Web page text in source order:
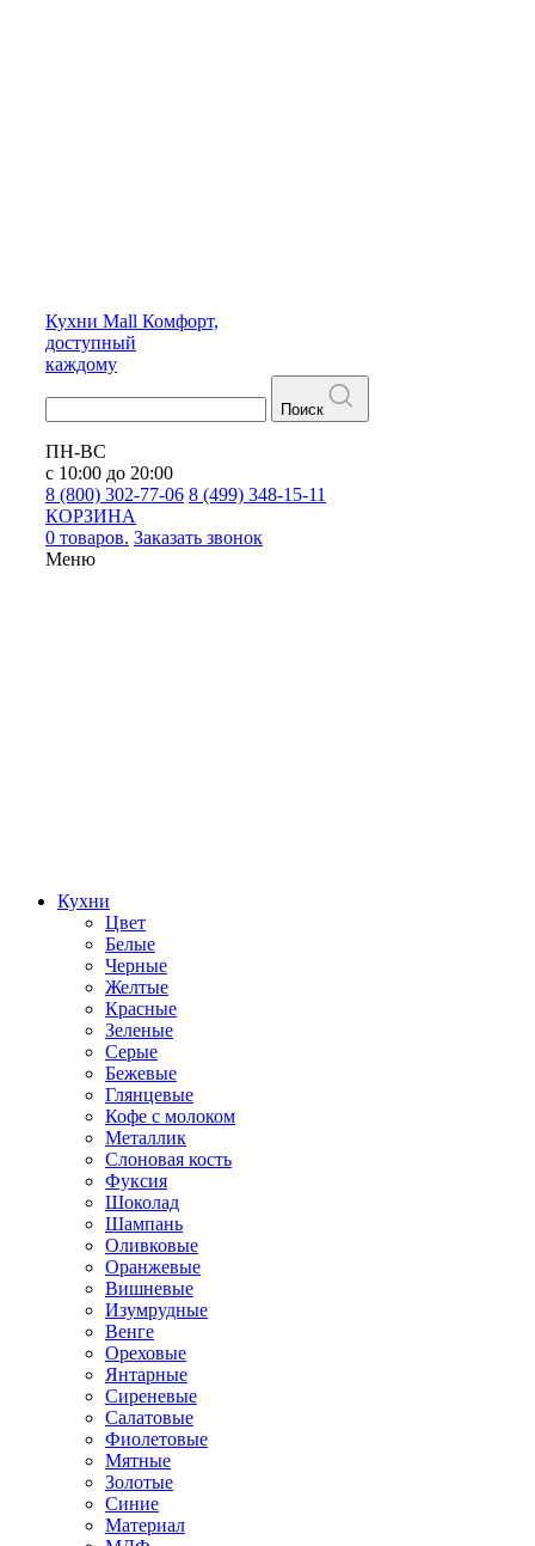
Кухни Mall Комфорт,
доступный
каждому
Поиск
ПН-ВС
с 10:00 до 20:00
8 (800) 302-77-06 8 (499) 348-15-11
КОРЗИНА
0 товаров. Заказать звонок
Меню
Кухни
Цвет
Белые
Черные
Желтые
Красные
Зеленые
Серые
Бежевые
Глянцевые
Кофе с молоком
Металлик
Слоновая кость
Фуксия
Шоколад
Шампань
Оливковые
Оранжевые
Вишневые
Изумрудные
Венге
Ореховые
Янтарные
Сиреневые
Салатовые
Фиолетовые
Мятные
Золотые
Синие
Материал